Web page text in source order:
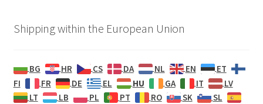
Shipping within the European Union
BG HR CS DA NL EN
ET
FI
FR DE EL HU GA IT
LV
LT
LB PL PT RO SK
SL